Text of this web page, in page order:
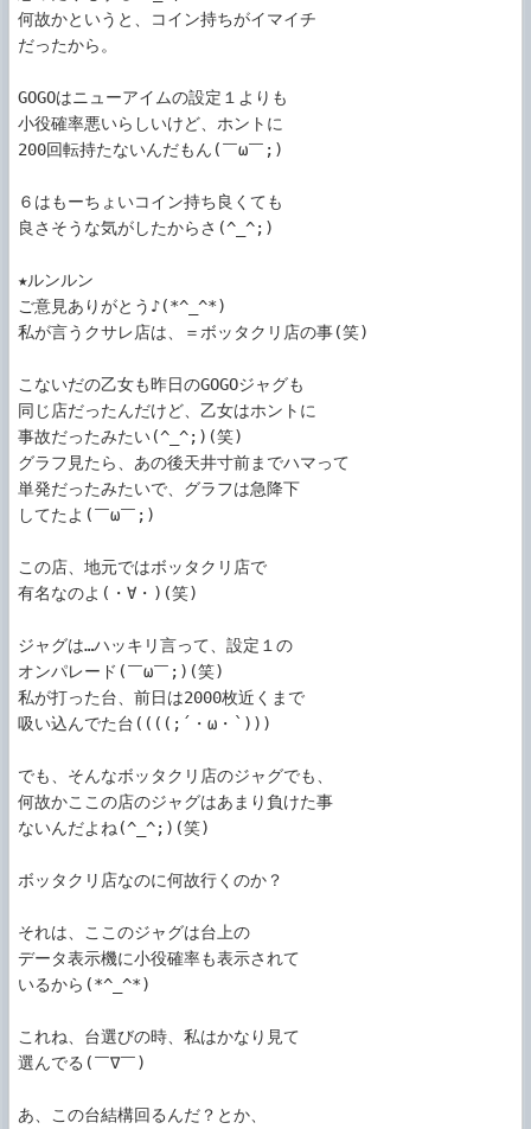
何故かというと、コイン持ちがイマイチ
だったから。
GOGOはニューアイムの設定１よりも
小役確率悪いらしいけど、ホントに
200回転持たないんだもん(￣ω￣;)
６はもーちょいコイン持ち良くても
良さそうな気がしたからさ(^_^;)
★ルンルン
ご意見ありがとう♪(*^_^*)
私が言うクサレ店は、＝ボッタクリ店の事(笑)
こないだの乙女も昨日のGOGOジャグも
同じ店だったんだけど、乙女はホントに
事故だったみたい(^_^;)(笑)
グラフ見たら、あの後天井寸前までハマって
単発だったみたいで、グラフは急降下
してたよ(￣ω￣;)
この店、地元ではボッタクリ店で
有名なのよ(・∀・)(笑)
ジャグは…ハッキリ言って、設定１の
オンパレード(￣ω￣;)(笑)
私が打った台、前日は2000枚近くまで
吸い込んでた台((((;´・ω・`)))
でも、そんなボッタクリ店のジャグでも、
何故かここの店のジャグはあまり負けた事
ないんだよね(^_^;)(笑)
ボッタクリ店なのに何故行くのか？
それは、ここのジャグは台上の
データ表示機に小役確率も表示されて
いるから(*^_^*)
これね、台選びの時、私はかなり見て
選んでる(￣∇￣)
あ、この台結構回るんだ？とか、